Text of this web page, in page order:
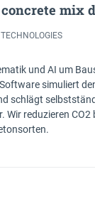
mix
und AI um
simuliert
schlägt
Wir reduzieren CO2